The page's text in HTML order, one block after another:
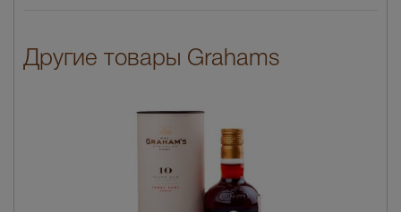
Другие товары Grahams